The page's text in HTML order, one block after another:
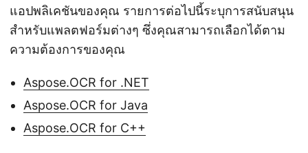
แอปพลิเคชันของคุณ รายการต่อไปนี้ระบุการสนับสนุน
สำหรับแพลตฟอร์มต่างๆ ซึ่งคุณสามารถเลือกได้ตาม
ความต้องการของคุณ
Aspose.OCR for .NET
Aspose.OCR for Java
Aspose.OCR for C++